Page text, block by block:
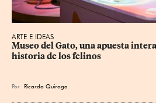
ARTE E IDEAS
Museo del Gato, una apuesta
historia de los felinos
Por Ricardo Quiroga